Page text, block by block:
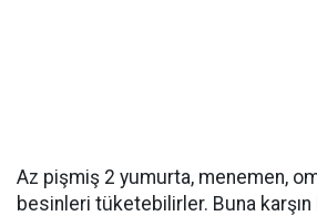
Az pişmiş 2 yumurta, menemen,
besinleri tüketebilirler. Buna